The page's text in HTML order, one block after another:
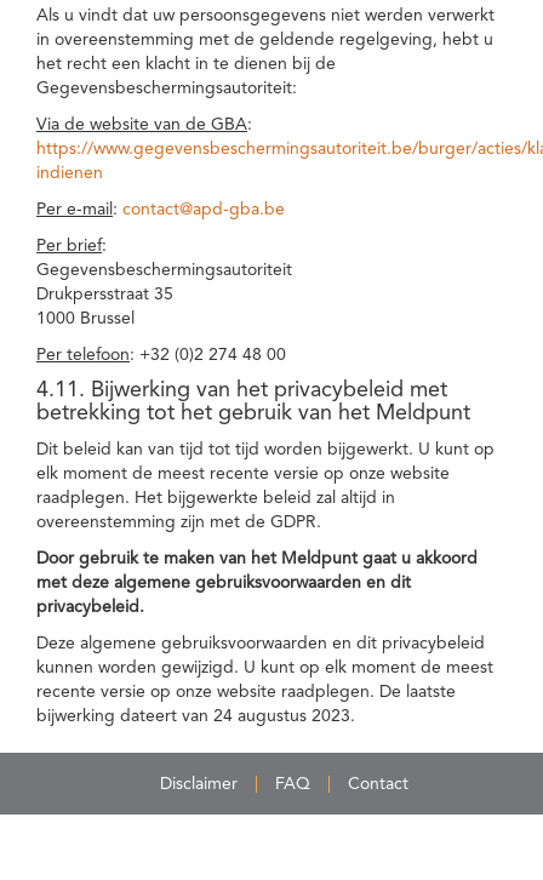
Als u vindt dat uw persoonsgegevens niet werden verwerkt
in overeenstemming met de geldende regelgeving, hebt u
het recht een klacht in te dienen bij de
Gegevensbeschermingsautoriteit:
Via de website van de GBA:
https://www.gegevensbeschermingsautoriteit.be/burger/acties/
indienen
Per e-mail : contact@apd-gba.be
Per brief:
Gegevensbeschermingsautoriteit
Drukpersstraat 35
1000 Brussel
Per telefoon: +32 (0)2 274 48 00
4.11. Bijwerking van het privacybeleid met
betrekking tot het gebruik van het Meldpunt
Dit beleid kan van tijd tot tijd worden bijgewerkt. U kunt op
elk moment de meest recente versie op onze website
raadplegen. Het bijgewerkte beleid zal altijd in
overeenstemming zijn met de GDPR.
Door gebruik te maken van het Meldpunt gaat u akkoord
met deze algemene gebruiksvoorwaarden en dit
privacybeleid.
Deze algemene gebruiksvoorwaarden en dit privacybeleid
kunnen worden gewijzigd. U kunt op elk moment de meest
recente versie op onze website raadplegen. De laatste
bijwerking dateert van 24 augustus 2023.
Disclaimer FAQ Contact